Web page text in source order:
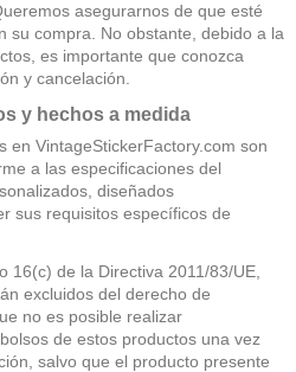
asegurarnos de que esté
su compra. No obstante, debido a la
es importante que conozca
y cancelación.
y hechos a medida
en VintageStickerFactory.com son
a las especificaciones del
diseñados
sus requisitos específicos de
16(c) de la Directiva 2011/83/UE,
excluidos del derecho de
no es posible realizar
de estos productos una vez
salvo que el producto presente